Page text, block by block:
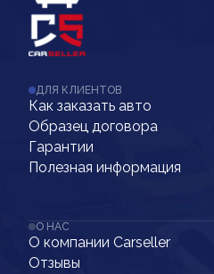
ДЛЯ КЛИЕНТОВ
Как заказать авто
Образец договора
Гарантии
Полезная информация
О НАС
О компании Carseller
Отзывы